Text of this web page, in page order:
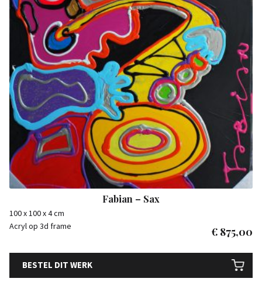
Fabian – Sax
100 x 100 x 4 cm
Acryl op 3d frame
€ 875,00
BESTEL DIT WERK